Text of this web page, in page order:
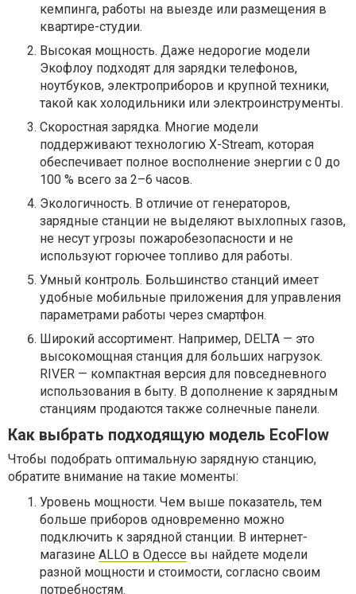
кемпинга, работы на выезде или размещения в
квартире-студии.
Высокая мощность. Даже недорогие модели
Экофлоу подходят для зарядки телефонов,
ноутбуков, электроприборов и крупной техники,
такой как холодильники или электроинструменты.
Скоростная зарядка. Многие модели
поддерживают технологию X-Stream, которая
обеспечивает полное восполнение энергии с 0 до
100 % всего за 2–6 часов.
Экологичность. В отличие от генераторов,
зарядные станции не выделяют выхлопных газов,
не несут угрозы пожаробезопасности и не
используют горючее топливо для работы.
Умный контроль. Большинство станций имеет
удобные мобильные приложения для управления
параметрами работы через смартфон.
Широкий ассортимент. Например, DELTA — это
высокомощная станция для больших нагрузок.
RIVER — компактная версия для повседневного
использования в быту. В дополнение к зарядным
станциям продаются также солнечные панели.
Как выбрать подходящую модель EcoFlow
Чтобы подобрать оптимальную зарядную станцию,
обратите внимание на такие моменты:
Уровень мощности. Чем выше показатель, тем
больше приборов одновременно можно
подключить к зарядной станции. В интернет-
магазине ALLO в Одессе вы найдете модели
разной мощности и стоимости, согласно своим
потребностям.